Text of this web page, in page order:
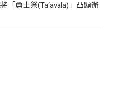
「勇士祭(Ta‘avala)」凸顯辦